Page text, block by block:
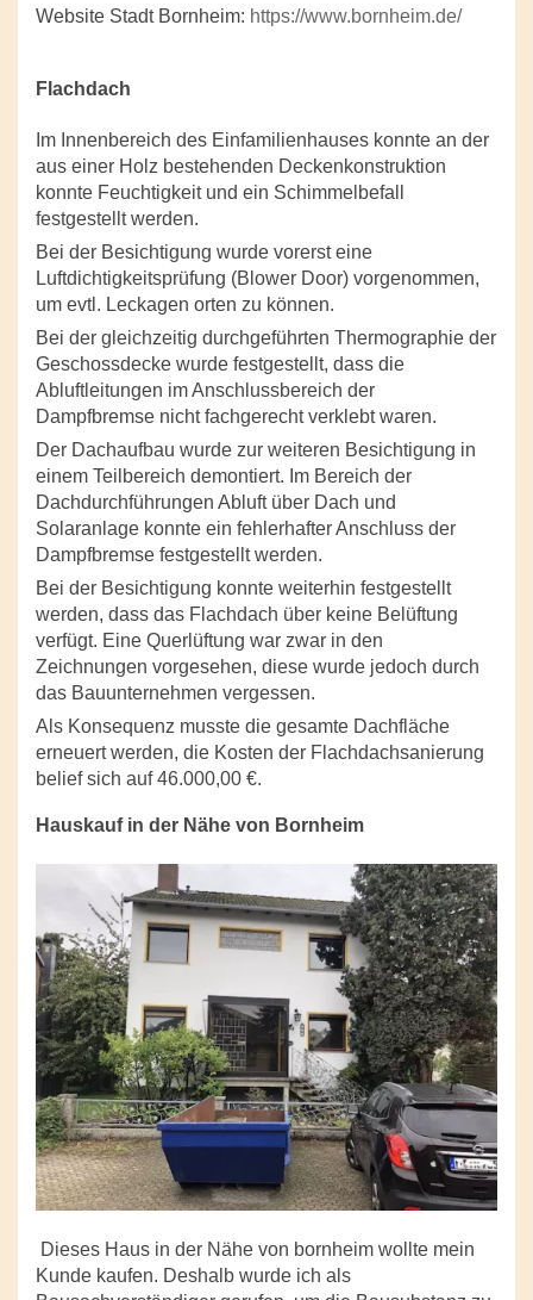
Website Stadt Bornheim: https://www.bornheim.de/
Flachdach
Im Innenbereich des Einfamilienhauses konnte an der
aus einer Holz bestehenden Deckenkonstruktion
konnte Feuchtigkeit und ein Schimmelbefall
festgestellt werden.
Bei der Besichtigung wurde vorerst eine
Luftdichtigkeitsprüfung (Blower Door) vorgenommen,
um evtl. Leckagen orten zu können.
Bei der gleichzeitig durchgeführten Thermographie der
Geschossdecke wurde festgestellt, dass die
Abluftleitungen im Anschlussbereich der
Dampfbremse nicht fachgerecht verklebt waren.
Der Dachaufbau wurde zur weiteren Besichtigung in
einem Teilbereich demontiert. Im Bereich der
Dachdurchführungen Abluft über Dach und
Solaranlage konnte ein fehlerhafter Anschluss der
Dampfbremse festgestellt werden.
Bei der Besichtigung konnte weiterhin festgestellt
werden, dass das Flachdach über keine Belüftung
verfügt. Eine Querlüftung war zwar in den
Zeichnungen vorgesehen, diese wurde jedoch durch
das Bauunternehmen vergessen.
Als Konsequenz musste die gesamte Dachfläche
erneuert werden, die Kosten der Flachdachsanierung
belief sich auf 46.000,00 €.
Hauskauf in der Nähe von Bornheim
Dieses Haus in der Nähe von bornheim wollte mein
Kunde kaufen. Deshalb wurde ich als